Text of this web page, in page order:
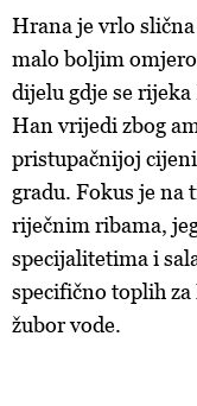
Hrana je vrlo
malo boljim
dijelu gdje se
Han vrijedi zbog
pristupačnijoj
gradu. Fokus je
riječnim ribama,
specijalitetima i
specifično toplih za
žubor vode.